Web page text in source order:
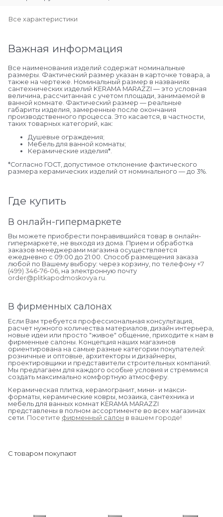
Все характеристики
Важная информация
Все наименования изделий содержат номинальные
размеры. Фактический размер указан в карточке товара, а
также на чертеже. Номинальный размер в названиях
сантехнических изделий KERAMA MARAZZI — это условная
величина, рассчитанная с учетом площади, занимаемой в
ванной комнате. Фактический размер — реальные
габариты изделия, замеренные после окончания
производственного процесса. Это касается, в частности,
таких товарных категорий, как:
Душевые ограждения;
Мебель для ванной комнаты;
Керамические изделия*.
*Cогласно ГОСТ, допустимое отклонение фактического
размера керамических изделий от номинального — до 3%.
Где купить
В онлайн-гипермаркете
Вы можете приобрести понравившийся товар в онлайн-
гипермаркете, не выходя из дома. Прием и обработка
заказов менеджерами магазина осуществляется
ежедневно с 09:00 до 21:00. Способ размещения заказа
любой по Вашему выбору: через корзину, по телефону +7
(499) 346-76-06, на электронную почту
order@plitkapodmoskovya.ru.
В фирменных салонах
Если Вам требуется профессиональная консультация,
расчет нужного количества материалов, дизайн интерьера,
новые идеи или просто "живое" общение, приходите к нам в
фирменные салоны. Концепция наших магазинов
ориентирована на самые разные категории покупателей:
розничные и оптовые, архитекторы и дизайнеры,
проектировщики и представители строительных компаний.
Мы предлагаем для каждого особые условия и стремимся
создать максимально комфортную атмосферу.
Керамическая плитка, керамогранит, мини- и макси-
форматы, керамические ковры, мозаика, сантехника и
мебель для ванных комнат KERAMA MARAZZI
представлены в полном ассортименте во всех магазинах
сети. Посетите фирменный салон в вашем городе!
С товаром покупают